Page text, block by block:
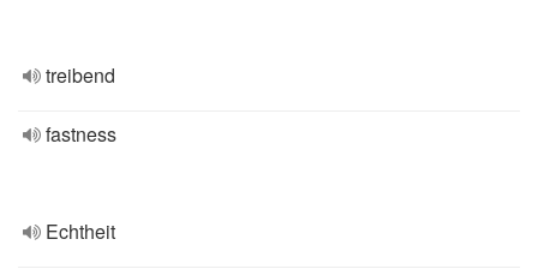
treibend
fastness
Echtheit